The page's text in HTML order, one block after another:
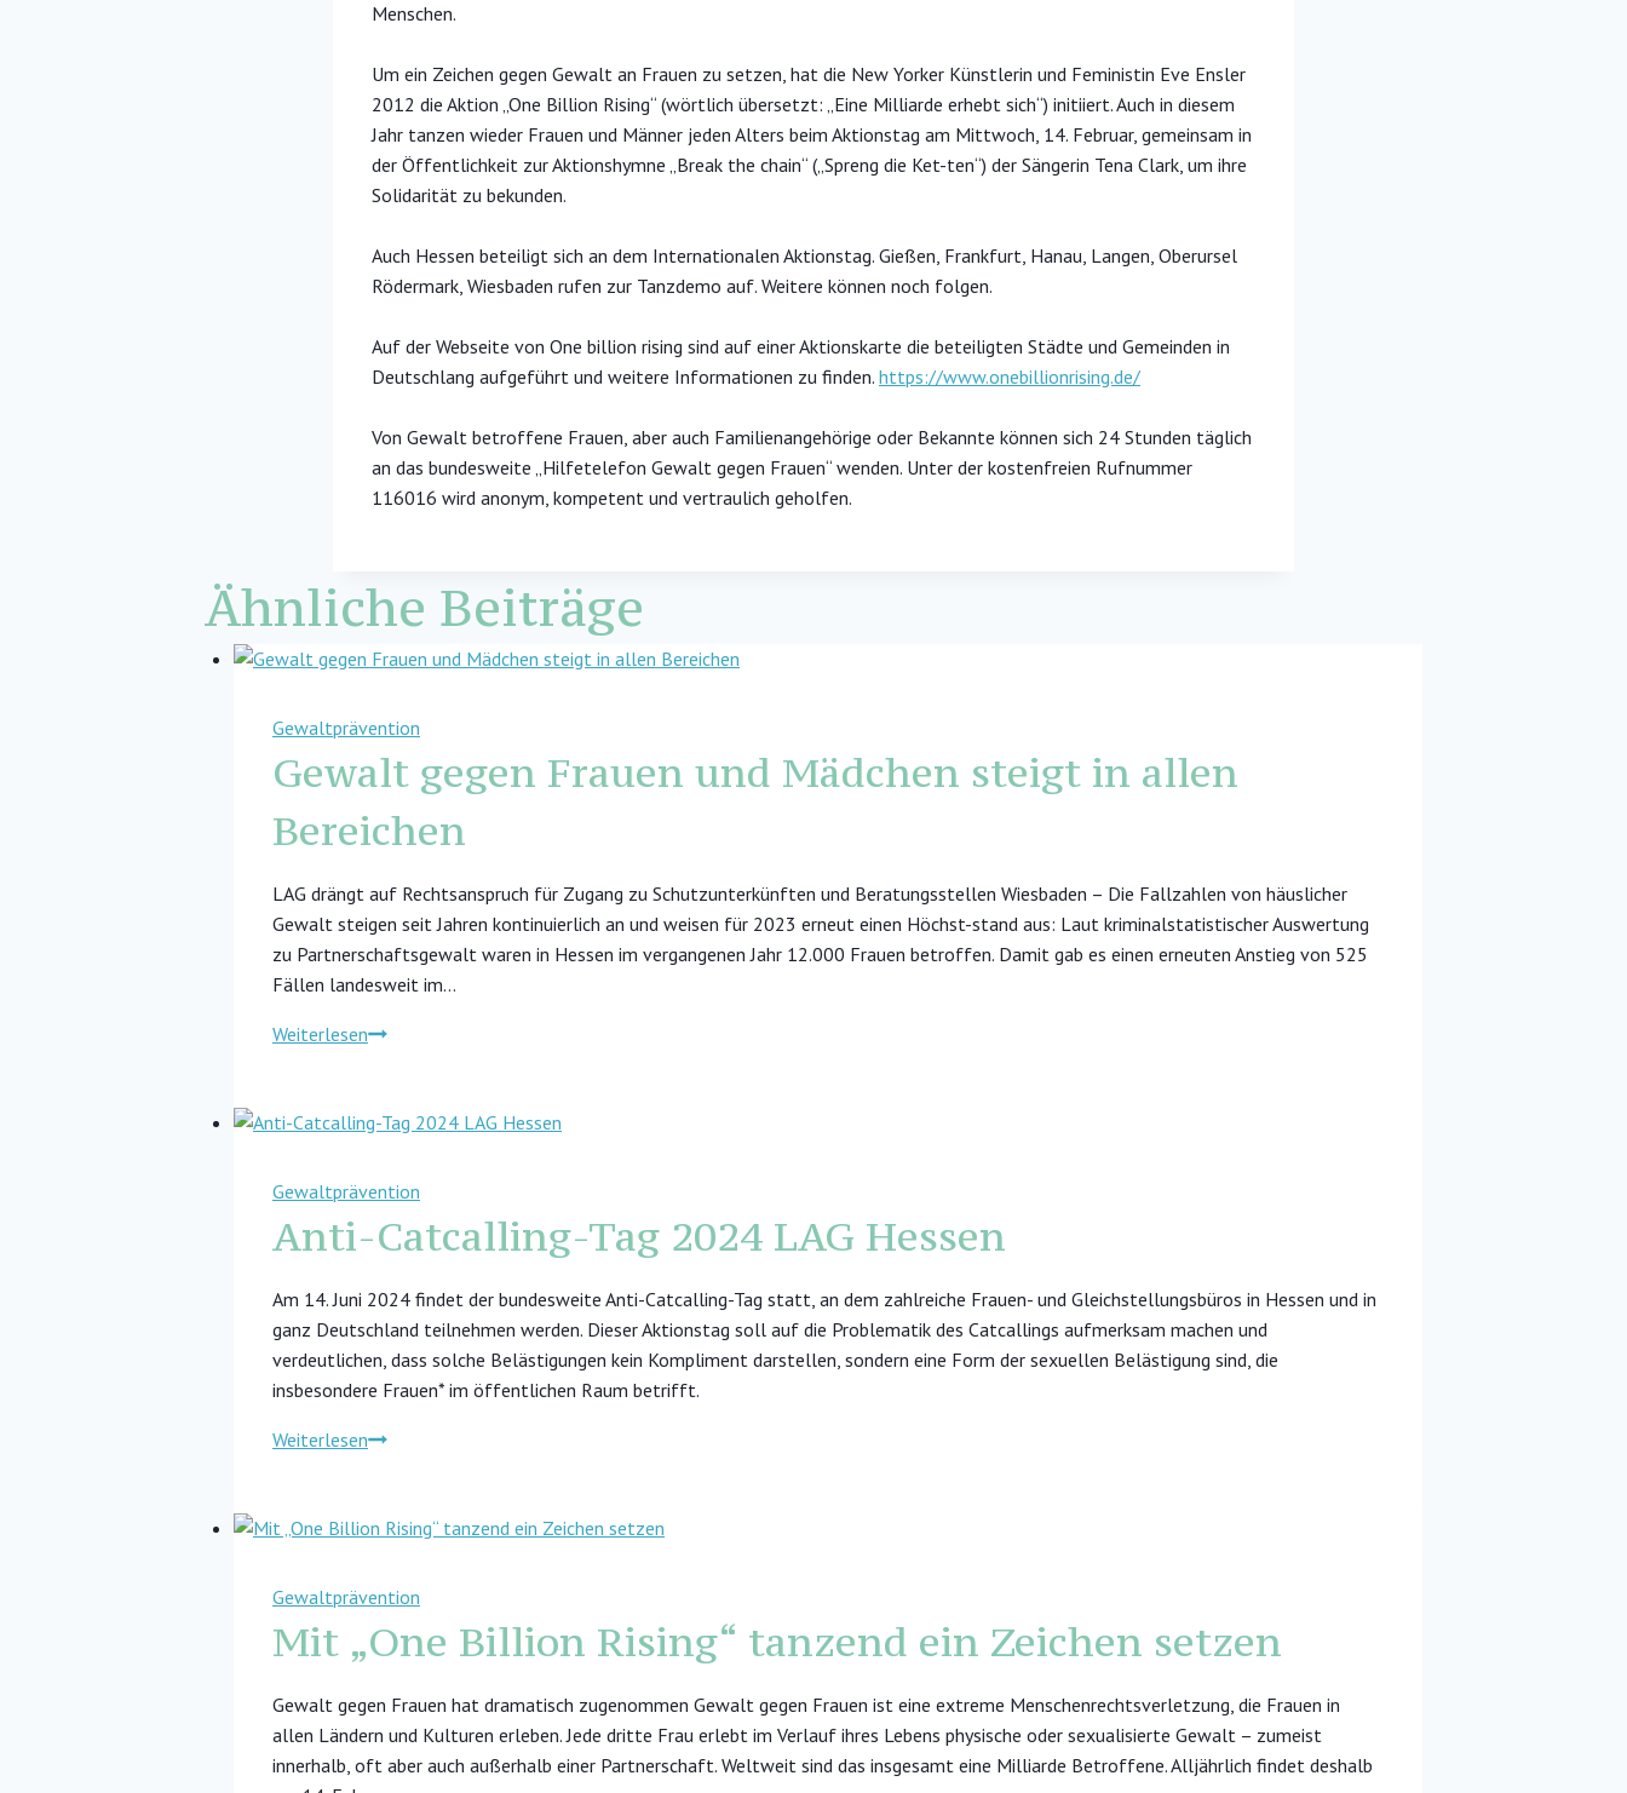
Menschen.
Um ein Zeichen gegen Gewalt an Frauen zu setzen, hat die New Yorker Künstlerin und Feministin Eve Ensler
2012 die Aktion „One Billion Rising“ (wörtlich übersetzt: „Eine Milliarde erhebt sich“) initiiert. Auch in diesem
Jahr tanzen wieder Frauen und Männer jeden Alters beim Aktionstag am Mittwoch, 14. Februar, gemeinsam in
der Öffentlichkeit zur Aktionshymne „Break the chain“ („Spreng die Ket-ten“) der Sängerin Tena Clark, um ihre
Solidarität zu bekunden.
Auch Hessen beteiligt sich an dem Internationalen Aktionstag. Gießen, Frankfurt, Hanau, Langen, Oberursel
Rödermark, Wiesbaden rufen zur Tanzdemo auf. Weitere können noch folgen.
Auf der Webseite von One billion rising sind auf einer Aktionskarte die beteiligten Städte und Gemeinden in
Deutschlang aufgeführt und weitere Informationen zu finden. https://www.onebillionrising.de/
Von Gewalt betroffene Frauen, aber auch Familienangehörige oder Bekannte können sich 24 Stunden täglich
an das bundesweite „Hilfetelefon Gewalt gegen Frauen“ wenden. Unter der kostenfreien Rufnummer
116016 wird anonym, kompetent und vertraulich geholfen.
Ähnliche Beiträge
Gewaltprävention
Gewalt gegen Frauen und Mädchen steigt in allen
Bereichen
LAG drängt auf Rechtsanspruch für Zugang zu Schutzunterkünften und Beratungsstellen Wiesbaden – Die Fallzahlen von häuslicher
Gewalt steigen seit Jahren kontinuierlich an und weisen für 2023 erneut einen Höchst-stand aus: Laut kriminalstatistischer Auswertung
zu Partnerschaftsgewalt waren in Hessen im vergangenen Jahr 12.000 Frauen betroffen. Damit gab es einen erneuten Anstieg von 525
Fällen landesweit im…
WeiterlesenGewalt
und
steigt
allen
Gewaltprävention
Anti-Catcalling-Tag 2024 LAG Hessen
Am 14. Juni 2024 findet der bundesweite Anti-Catcalling-Tag statt, an dem zahlreiche Frauen- und Gleichstellungsbüros in Hessen und in
ganz Deutschland teilnehmen werden. Dieser Aktionstag soll auf die Problematik des Catcallings aufmerksam machen und
verdeutlichen, dass solche Belästigungen kein Kompliment darstellen, sondern eine Form der sexuellen Belästigung sind, die
insbesondere Frauen* im öffentlichen Raum betrifft.
WeiterlesenAnti-
2024
Hessen
Gewaltprävention
Mit „One Billion Rising“ tanzend ein Zeichen setzen
Gewalt gegen Frauen hat dramatisch zugenommen Gewalt gegen Frauen ist eine extreme Menschenrechtsverletzung, die Frauen in
allen Ländern und Kulturen erleben. Jede dritte Frau erlebt im Verlauf ihres Lebens physische oder sexualisierte Gewalt – zumeist
innerhalb, oft aber auch außerhalb einer Partnerschaft. Weltweit sind das insgesamt eine Milliarde Betroffene. Alljährlich findet deshalb